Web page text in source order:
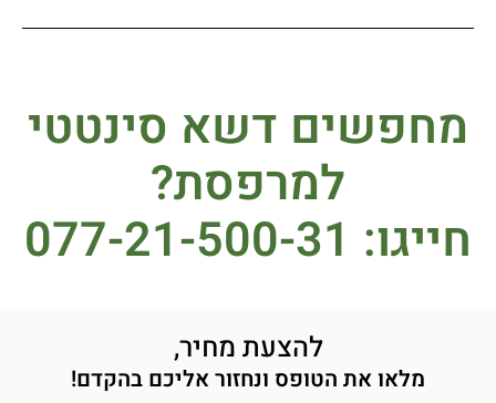
מחפשים דשא סינטטי
למרפסת?
חייגו: 077-21-500-31
להצעת מחיר,
מלאו את הטופס ונחזור אליכם בהקדם!